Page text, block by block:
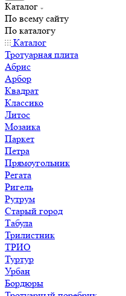
Каталог
По всему сайту
По каталогу
Каталог
Тротуарная плита
Абрис
Арбор
Квадрат
Классико
Литос
Мозаика
Паркет
Петра
Прямоугольник
Регата
Ригель
Рутрум
Старый город
Табула
Трилистник
ТРИО
Туртур
Урбан
Бордюры